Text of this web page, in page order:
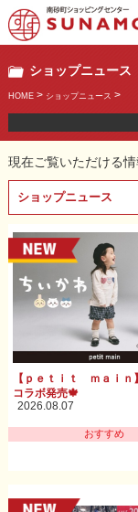
ショップニュース
HOME> ショップニュース >
現在ご覧いただける情
ショップニュース
【ｐｅｔｉｔ ｍａｉｎ
コラボ発売🍁
2026.08.07
おすすめ